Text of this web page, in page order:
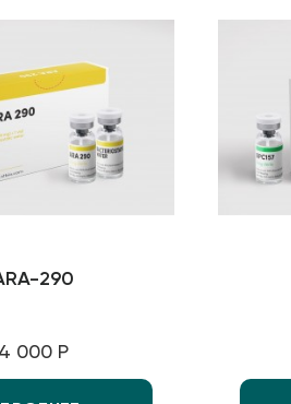
290
4 000 Р